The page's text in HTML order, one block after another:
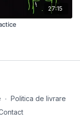
27:15
∙ Politica de livrare